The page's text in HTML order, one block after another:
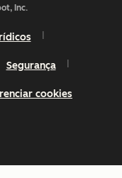
Inc.
Segurança
cookies